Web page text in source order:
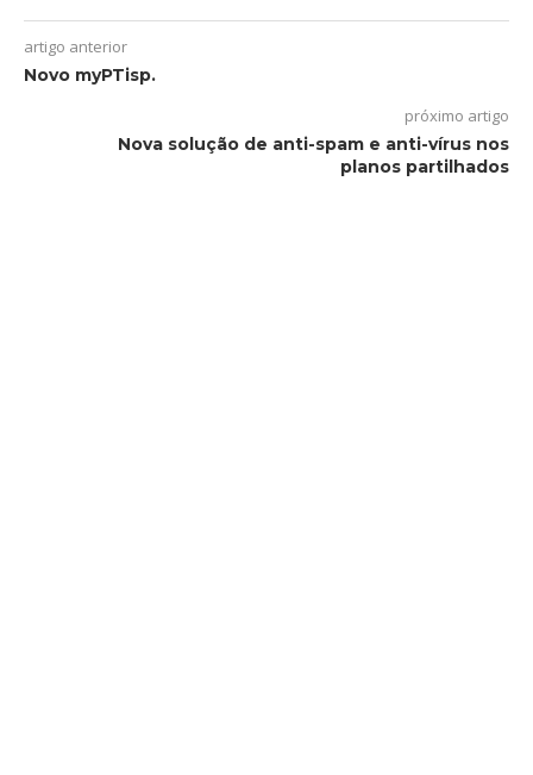
artigo anterior
Novo myPTisp.
próximo artigo
Nova solução de anti-spam e anti-vírus nos
planos partilhados